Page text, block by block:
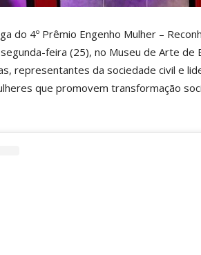
do 4º Prêmio Engenho Mulher –
feira (25), no Museu de Arte de
representantes da sociedade civil e
que promovem transformação